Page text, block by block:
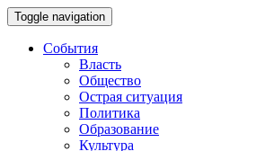
Toggle navigation
События
Власть
Общество
Острая ситуация
Политика
Образование
Культура